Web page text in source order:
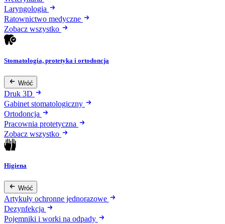
Laryngologia
Ratownictwo medyczne
Zobacz wszystko
Stomatologia, protetyka i ortodoncja
Wróć
Druk 3D
Gabinet stomatologiczny
Ortodoncja
Pracownia protetyczna
Zobacz wszystko
Higiena
Wróć
Artykuły ochronne jednorazowe
Dezynfekcja
Pojemniki i worki na odpady